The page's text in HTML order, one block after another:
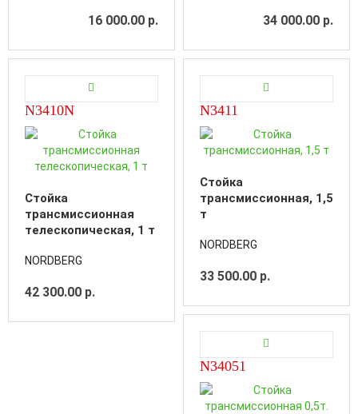
16 000.00 р. 34 000.00 р.
N3410N
Стойка
трансмиссионная
телескопическая, 1 т
NORDBERG
42 300.00 р.
N3411
Стойка
трансмиссионная, 1,5
т
NORDBERG
33 500.00 р.
N34051